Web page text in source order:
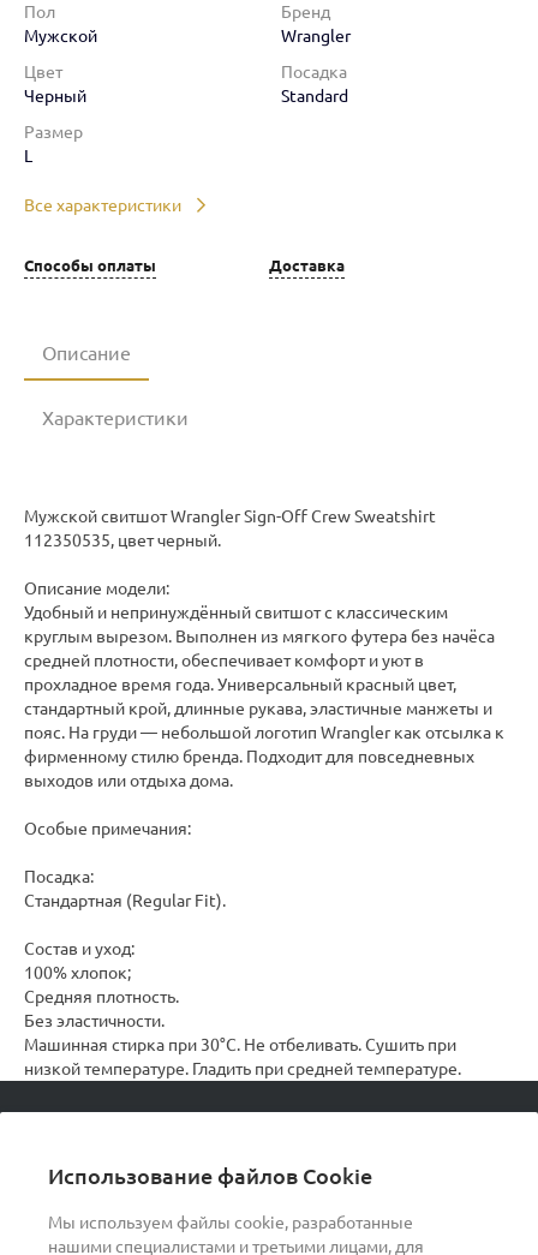
Использование файлов Cookie
Мы используем файлы cookie, разработанные
нашими специалистами и третьими лицами, для
Пол
Мужской
Бренд
Wrangler
Цвет
Черный
Посадка
Standard
Размер
L
Все характеристики
Способы оплаты Доставка
Описание
Характеристики
Мужской свитшот Wrangler Sign-Off Crew Sweatshirt
112350535, цвет черный.
Описание модели:
Удобный и непринуждённый свитшот с классическим
круглым вырезом. Выполнен из мягкого футера без начёса
средней плотности, обеспечивает комфорт и уют в
прохладное время года. Универсальный красный цвет,
стандартный крой, длинные рукава, эластичные манжеты и
пояс. На груди — небольшой логотип Wrangler как отсылка к
фирменному стилю бренда. Подходит для повседневных
выходов или отдыха дома.
Особые примечания:
Посадка:
Стандартная (Regular Fit).
Состав и уход:
100% хлопок;
Средняя плотность.
Без эластичности.
Машинная стирка при 30°C. Не отбеливать. Сушить при
низкой температуре. Гладить при средней температуре.